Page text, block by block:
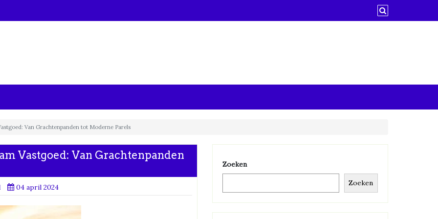
Van Grachtenpanden tot Moderne Parels
Vastgoed: Van Grachtenpanden
04 april 2024
Zoeken
Zoeken